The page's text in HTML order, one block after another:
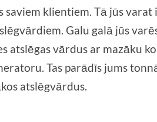
saviem klientiem. Tā jūs
Galu galā jūs
atslēgas vārdus ar mazāku
Tas parādīs jums
atslēgvārdus.